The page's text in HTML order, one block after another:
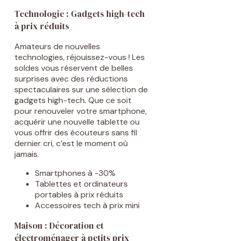
Technologie : Gadgets high-tech
à prix réduits
Amateurs de nouvelles
technologies, réjouissez-vous ! Les
soldes vous réservent de belles
surprises avec des réductions
spectaculaires sur une sélection de
gadgets high-tech. Que ce soit
pour renouveler votre smartphone,
acquérir une nouvelle tablette ou
vous offrir des écouteurs sans fil
dernier cri, c’est le moment où
jamais.
Smartphones à -30%
Tablettes et ordinateurs
portables à prix réduits
Accessoires tech à prix mini
Maison : Décoration et
électroménager à petits prix